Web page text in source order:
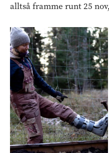
alltså framme runt 25